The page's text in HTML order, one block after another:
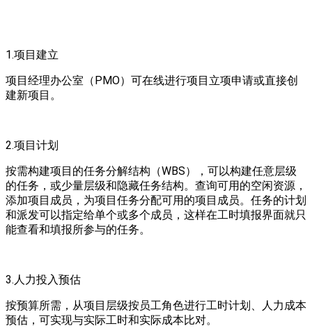
1.项目建立
项目经理办公室（PMO）可在线进行项目立项申请或直接创
建新项目。
2.项目计划
按需构建项目的任务分解结构（WBS），可以构建任意层级
的任务，或少量层级和隐藏任务结构。查询可用的空闲资源，
添加项目成员，为项目任务分配可用的项目成员。任务的计划
和派发可以指定给单个或多个成员，这样在工时填报界面就只
能查看和填报所参与的任务。
3.人力投入预估
按预算所需，从项目层级按员工角色进行工时计划、人力成本
预估，可实现与实际工时和实际成本比对。